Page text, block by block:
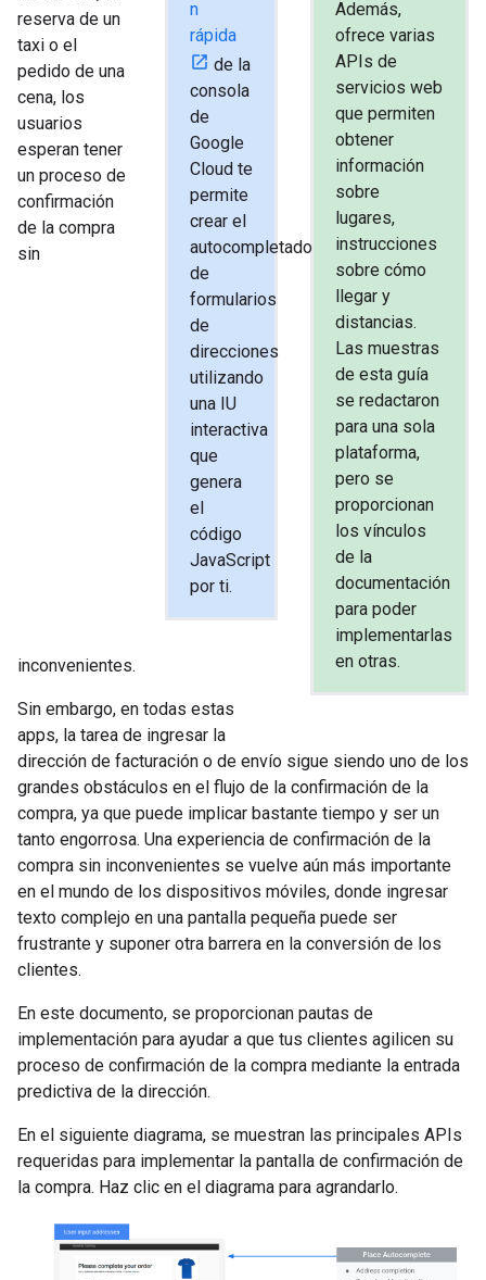
Además,
ofrece varias
APIs de
servicios web
que permiten
obtener
información
sobre
lugares,
instrucciones
sobre cómo
llegar y
distancias.
Las muestras
de esta guía
se redactaron
para una sola
plataforma,
pero se
proporcionan
los vínculos
de la
documentación
para poder
implementarlas
en otras.
n
rápida
de la
consola
de
Google
Cloud te
permite
crear el
autocompletado
de
formularios
de
direcciones
utilizando
una IU
interactiva
que
genera
el
código
JavaScript
por ti.
reserva de un
taxi o el
pedido de una
cena, los
usuarios
esperan tener
un proceso de
confirmación
de la compra
sin
inconvenientes.
Sin embargo, en todas estas
apps, la tarea de ingresar la
dirección de facturación o de envío sigue siendo uno de los
grandes obstáculos en el flujo de la confirmación de la
compra, ya que puede implicar bastante tiempo y ser un
tanto engorrosa. Una experiencia de confirmación de la
compra sin inconvenientes se vuelve aún más importante
en el mundo de los dispositivos móviles, donde ingresar
texto complejo en una pantalla pequeña puede ser
frustrante y suponer otra barrera en la conversión de los
clientes.
En este documento, se proporcionan pautas de
implementación para ayudar a que tus clientes agilicen su
proceso de confirmación de la compra mediante la entrada
predictiva de la dirección.
En el siguiente diagrama, se muestran las principales APIs
requeridas para implementar la pantalla de confirmación de
la compra. Haz clic en el diagrama para agrandarlo.